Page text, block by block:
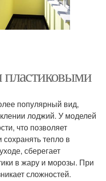
пластиковыми
популярный вид,
лоджий. У моделей
что позволяет
тепло в
сберегает
в жару и морозы. При
сложностей.